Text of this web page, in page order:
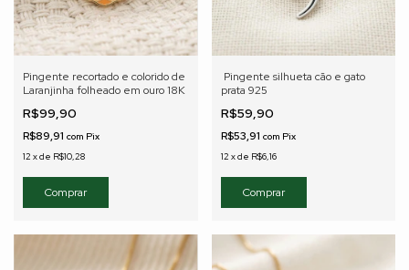
Pingente recortado e colorido de
Laranjinha folheado em ouro 18K
R$99,90
R$89,91 com Pix
12 xde R$10,28
Pingente silhueta cão e gato
prata 925
R$59,90
R$53,91 com Pix
12 xde R$6,16